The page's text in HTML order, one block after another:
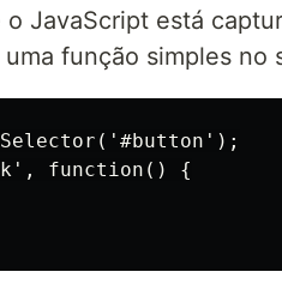
JavaScript está
função simples no
function() {